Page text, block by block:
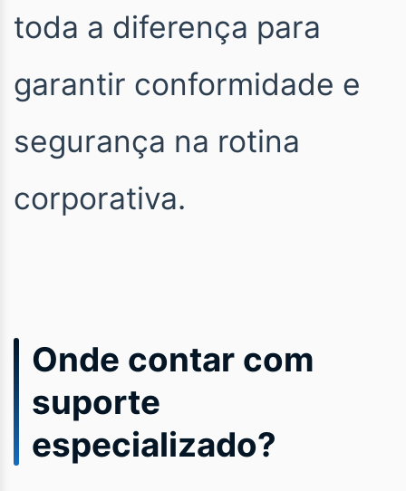
toda a diferença para
garantir conformidade e
segurança na rotina
corporativa.
Onde contar com
suporte
especializado?